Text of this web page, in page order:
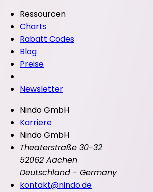
Ressourcen
Charts
Rabatt Codes
Blog
Preise
Newsletter
Nindo GmbH
Karriere
Nindo GmbH
Theaterstraße 30-32
52062 Aachen
Deutschland - Germany
kontakt@nindo.de